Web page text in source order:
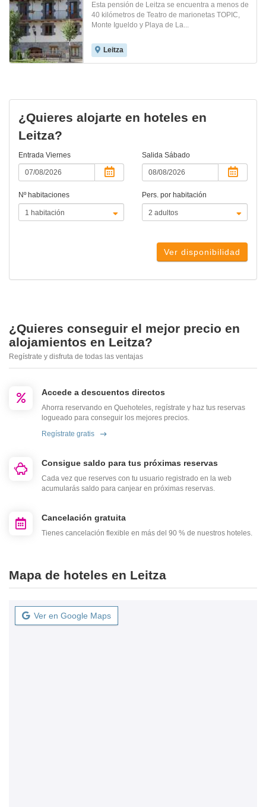
Esta pensión de Leitza se encuentra a menos de
40 kilómetros de Teatro de marionetas TOPIC,
Monte Igueldo y Playa de La...
Leitza
¿Quieres alojarte en hoteles en
Leitza?
Entrada Viernes Salida Sábado
Nº habitaciones Pers. por habitación
Ver disponibilidad
¿Quieres conseguir el mejor precio en
alojamientos en Leitza?
Regístrate y disfruta de todas las ventajas
Accede a descuentos directos
Ahorra reservando en Quehoteles, regístrate y haz tus reservas
logueado para conseguir los mejores precios.
Regístrate gratis
Consigue saldo para tus próximas reservas
Cada vez que reserves con tu usuario registrado en la web
acumularás saldo para canjear en próximas reservas.
Cancelación gratuita
Tienes cancelación flexible en más del 90 % de nuestros hoteles.
Mapa de hoteles en Leitza
Ver en Google Maps